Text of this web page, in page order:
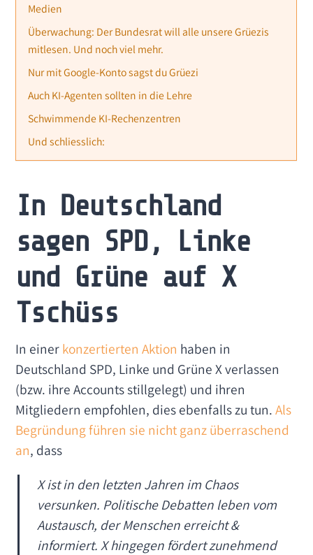
Medien
Überwachung: Der Bundesrat will alle unsere Grüezis
mitlesen. Und noch viel mehr.
Nur mit Google-Konto sagst du Grüezi
Auch KI-Agenten sollten in die Lehre
Schwimmende KI-Rechenzentren
Und schliesslich:
In Deutschland
sagen SPD, Linke
und Grüne auf X
Tschüss
In einerkonzertierten Aktion haben in
Deutschland SPD, Linke und Grüne X verlassen
(bzw. ihre Accounts stillgelegt) und ihren
Mitgliedern empfohlen, dies ebenfalls zu tun.Als
Begründung führen sie nicht ganz überraschend
an, dass
X ist in den letzten Jahren im Chaos
versunken. Politische Debatten leben vom
Austausch, der Menschen erreicht &
informiert. X hingegen fördert zunehmend